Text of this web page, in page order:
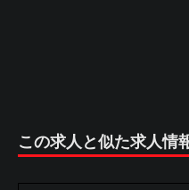
この求人と似た求人情